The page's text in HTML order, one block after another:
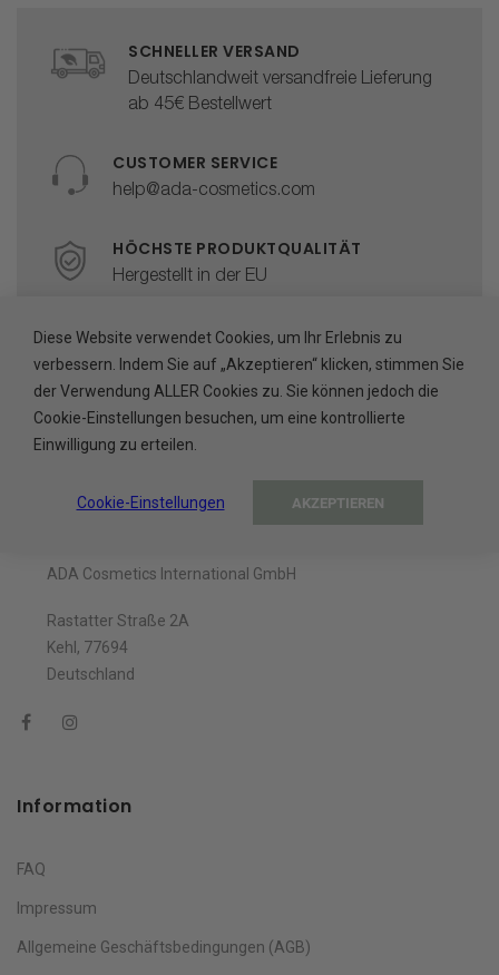
SCHNELLER VERSAND
Deutschlandweit versandfreie Lieferung
ab 45€ Bestellwert
CUSTOMER SERVICE
help@ada-cosmetics.com
HÖCHSTE PRODUKTQUALITÄT
Hergestellt in der EU
SICHERE BEZAHLUNG
Abgesichert durch Trusted Shops
Unternehmen
ADA Cosmetics International GmbH
Rastatter Straße 2A
Kehl, 77694
Deutschland
Information
FAQ
Impressum
Allgemeine Geschäftsbedingungen (AGB)
Diese Website verwendet Cookies, um Ihr Erlebnis zu
verbessern. Indem Sie auf „Akzeptieren“ klicken, stimmen Sie
der Verwendung ALLER Cookies zu. Sie können jedoch die
Cookie-Einstellungen besuchen, um eine kontrollierte
Einwilligung zu erteilen.
Cookie-Einstellungen AKZEPTIEREN